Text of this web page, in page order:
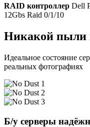
RAID контроллер Dell
12Gbs Raid 0/1/10
Никакой пыли
Идеальное состояние
реальных фотографиях
Б/у серверы